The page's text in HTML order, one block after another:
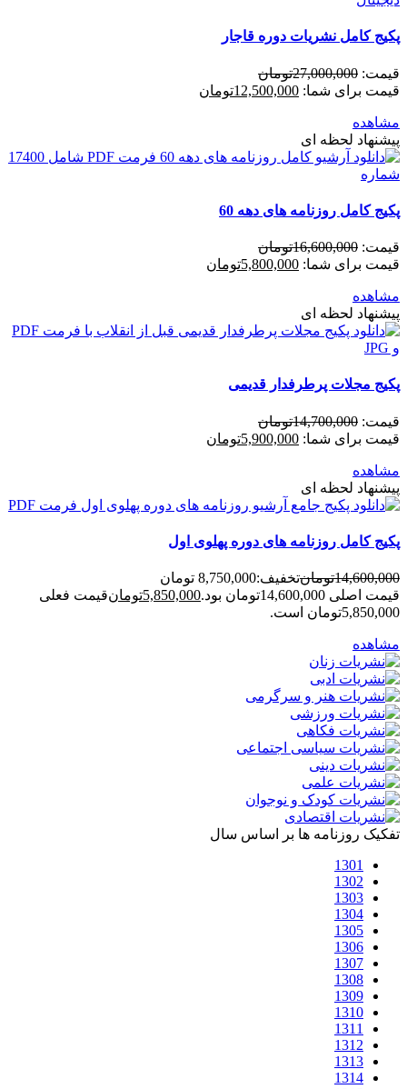
پکیج کامل نشریات دوره قاجار
قیمت: 27,000,000تومان
قیمت برای شما: 12,500,000تومان
مشاهده
پیشنهاد لحظه ای
پکیج کامل روزنامه های دهه 60
قیمت: 16,600,000تومان
قیمت برای شما: 5,800,000تومان
مشاهده
پیشنهاد لحظه ای
پکیج مجلات پرطرفدار قدیمی
قیمت: 14,700,000تومان
قیمت برای شما: 5,900,000تومان
مشاهده
پیشنهاد لحظه ای
پکیج کامل روزنامه های دوره پهلوی اول
14,600,000تومانتخفیف:8,750,000 تومان
قیمت اصلی 14,600,000تومان بود.
5,850,000تومانقیمت فعلی
5,850,000تومان است.
مشاهده
تفکیک روزنامه ها بر اساس سال
1301
1302
1303
1304
1305
1306
1307
1308
1309
1310
1311
1312
1313
1314